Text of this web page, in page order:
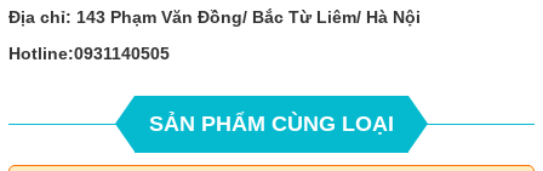
Địa chỉ: 143 Phạm Văn Đồng/ Bắc Từ Liêm/ Hà Nội
Hotline:0931140505
SẢN PHẨM CÙNG LOẠI